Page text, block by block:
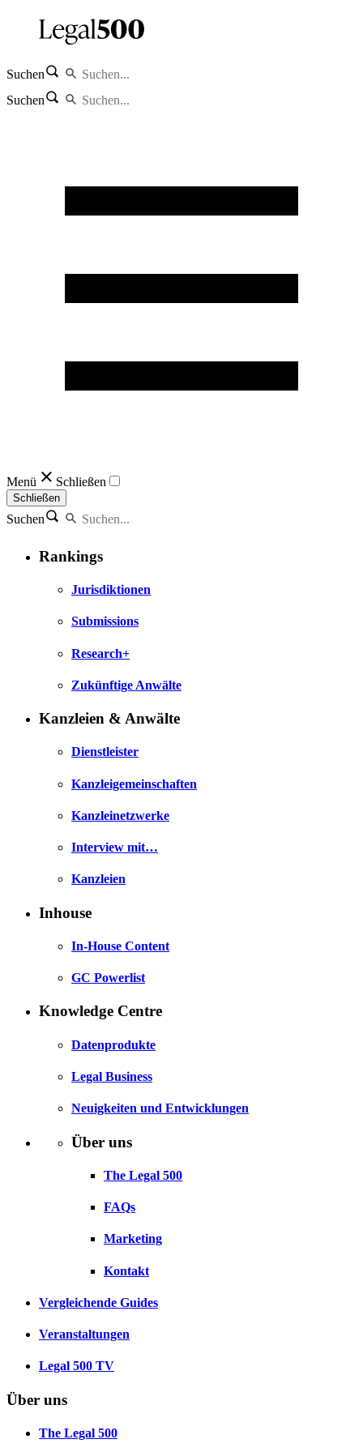
Suchen
Suchen
Menü Schließen
Schließen
Suchen
Rankings
Jurisdiktionen
Submissions
Research+
Zukünftige Anwälte
Kanzleien & Anwälte
Dienstleister
Kanzleigemeinschaften
Kanzleinetzwerke
Interview mit…
Kanzleien
Inhouse
In-House Content
GC Powerlist
Knowledge Centre
Datenprodukte
Legal Business
Neuigkeiten und Entwicklungen
Über uns
The Legal 500
FAQs
Marketing
Kontakt
Vergleichende Guides
Veranstaltungen
Legal 500 TV
Über uns
The Legal 500